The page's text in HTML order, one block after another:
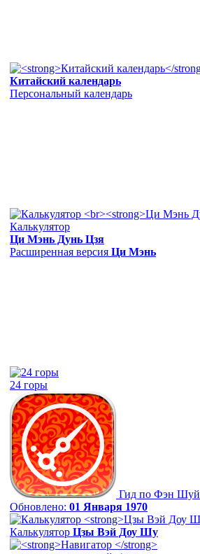
Китайский календарь
Персональный календарь
Калькулятор
Ци Мэнь Дунь Цзя
Расширенная версия Ци Мэнь
24 горы
Гид по Фэн Шуй
Обновлено: 01 Января 1970
Калькулятор Цзы Вэй Доу Шу